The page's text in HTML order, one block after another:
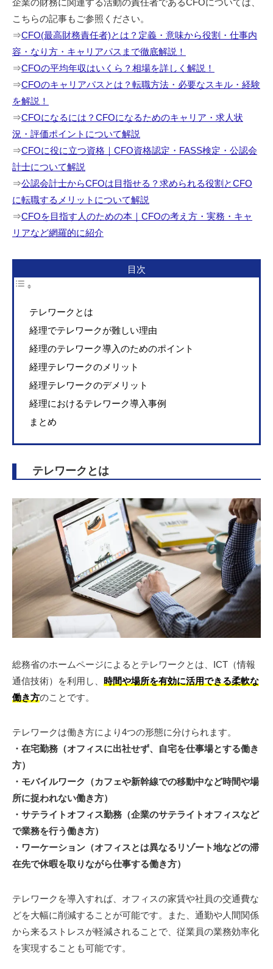
企業の財務に関連する活動の責任者であるCFOについては、
こちらの記事もご参照ください。
⇒CFO(最高財務責任者)とは？定義・意味から役割・仕事内
容・なり方・キャリアパスまで徹底解説！
⇒CFOの平均年収はいくら？相場を詳しく解説！
⇒CFOのキャリアパスとは？転職方法・必要なスキル・経験
を解説！
⇒CFOになるには？CFOになるためのキャリア・求人状
況・評価ポイントについて解説
⇒CFOに役に立つ資格｜CFO資格認定・FASS検定・公認会
計士について解説
⇒公認会計士からCFOは目指せる？求められる役割とCFO
に転職するメリットについて解説
⇒CFOを目指す人のための本｜CFOの考え方・実務・キャ
リアなど網羅的に紹介
目次
テレワークとは
経理でテレワークが難しい理由
経理のテレワーク導入のためのポイント
経理テレワークのメリット
経理テレワークのデメリット
経理におけるテレワーク導入事例
まとめ
テレワークとは
総務省のホームページによるとテレワークとは、ICT（情報
通信技術）を利用し、 時間や場所を有効に活用できる柔軟な
働き方のことです。
テレワークは働き方により4つの形態に分けられます。
・在宅勤務（オフィスに出社せず、自宅を仕事場とする働き
方）
・モバイルワーク（カフェや新幹線での移動中など時間や場
所に捉われない働き方）
・サテライトオフィス勤務（企業のサテライトオフィスなど
で業務を行う働き方）
・ワーケーション（オフィスとは異なるリゾート地などの滞
在先で休暇を取りながら仕事する働き方）
テレワークを導入すれば、オフィスの家賃や社員の交通費な
どを大幅に削減することが可能です。また、通勤や人間関係
から来るストレスが軽減されることで、従業員の業務効率化
を実現することも可能です。